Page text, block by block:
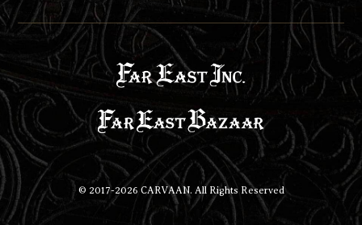
© 2017-2026 CARVAAN. All Rights Reserved